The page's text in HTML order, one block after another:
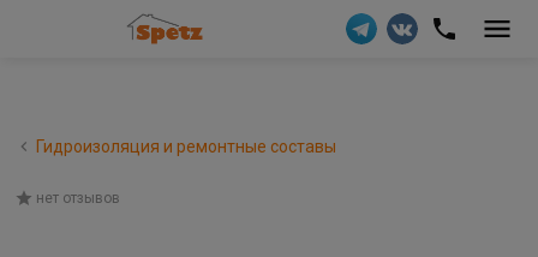
Гидроизоляция и ремонтные составы
нет отзывов